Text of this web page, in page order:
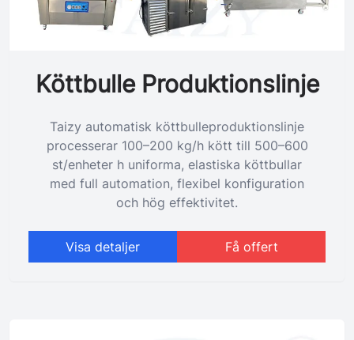
Köttbulle Produktionslinje
Taizy automatisk köttbulleproduktionslinje
processerar 100–200 kg/h kött till 500–600
st/enheter h uniforma, elastiska köttbullar
med full automation, flexibel konfiguration
och hög effektivitet.
Visa detaljer Få offert